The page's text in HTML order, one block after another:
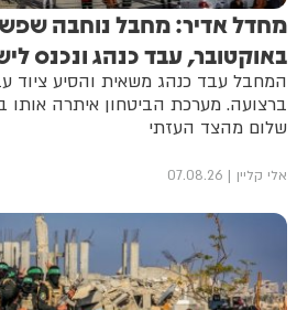
באוקטובר, עבד כנהג ונכנס
המחבל עבד כנהג משאית והסיע ציוד
ברצועה. מערכת הביטחון איתרה אותו
שלום מהצד העזתי
אלי קליין 07.08.26